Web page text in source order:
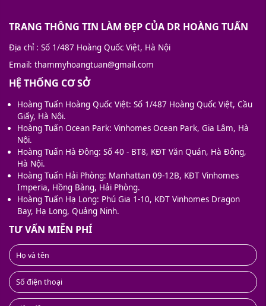
TRANG THÔNG TIN LÀM ĐẸP CỦA DR HOÀNG TUẤN
Địa chỉ: Số 1/487 Hoàng Quốc Việt, Hà Nội
Email: thammyhoangtuan@gmail.com
HỆ THỐNG CƠ SỞ
Hoàng Tuấn Hoàng Quốc Việt: Số 1/487 Hoàng Quốc Việt, Cầu
Giấy, Hà Nội.
Hoàng Tuấn Ocean Park: Vinhomes Ocean Park, Gia Lâm, Hà
Nội.
Hoàng Tuấn Hà Đông: Số 40 - BT8, KĐT Văn Quán, Hà Đông,
Hà Nội.
Hoàng Tuấn Hải Phòng: Manhattan 09-12B, KĐT Vinhomes
Imperia, Hồng Bàng, Hải Phòng.
Hoàng Tuấn Hạ Long: Phú Gia 1-10, KĐT Vinhomes Dragon
Bay, Hạ Long, Quảng Ninh.
TƯ VẤN MIỄN PHÍ